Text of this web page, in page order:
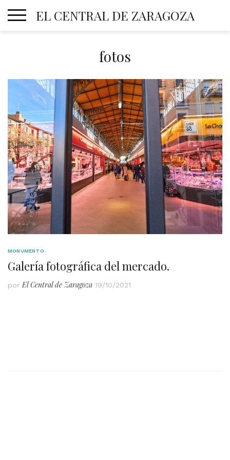
EL CENTRAL DE ZARAGOZA
fotos
MONUMENTO
Galería fotográfica del mercado.
por El Central de Zaragoza 19/10/2021